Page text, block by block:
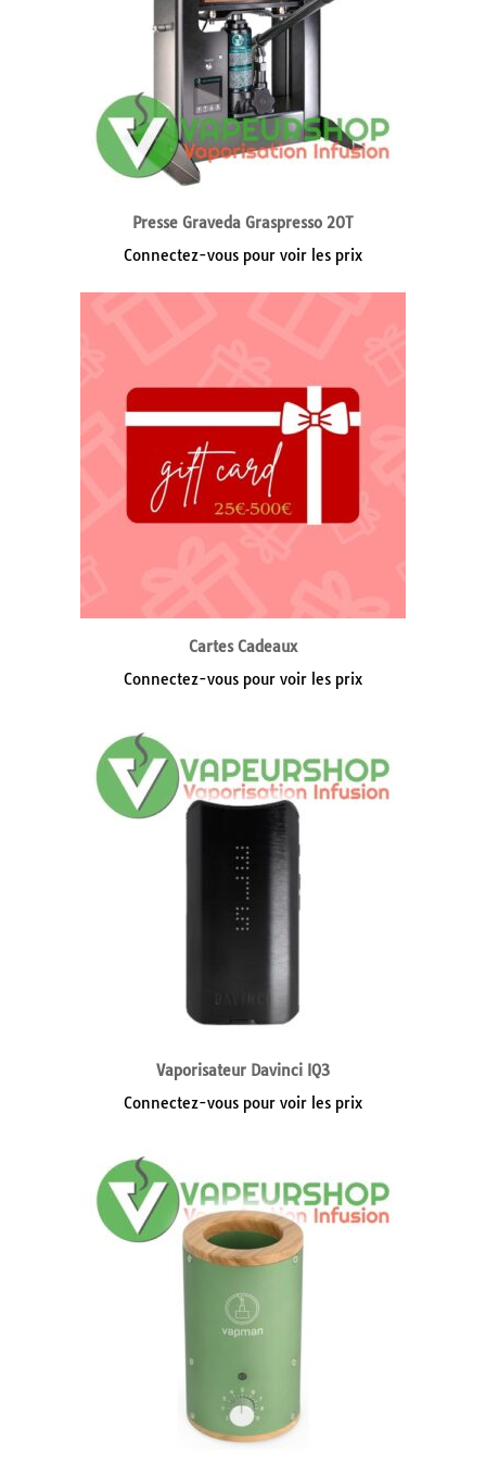
Presse Graveda Graspresso 20T
Connectez-vous pour voir les prix
Cartes Cadeaux
Connectez-vous pour voir les prix
Vaporisateur Davinci IQ3
Connectez-vous pour voir les prix